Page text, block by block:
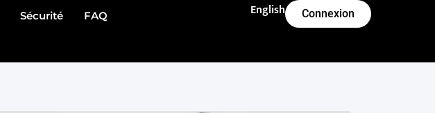
English Connexion
Sécurité FAQ